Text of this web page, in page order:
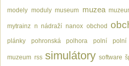
modely moduly museum muzea
mytrainz n nádraží nanox obchod
plánky pohronská polhora polní polní
muzeum rss simulátory software